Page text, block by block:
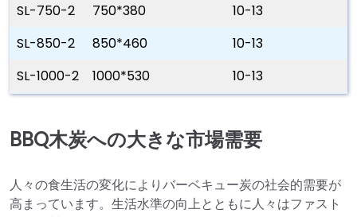
SL-750-2
750*380
10-13
SL-850-2
850*460
10-13
SL-1000-2
1000*530 10-13
BBQ木炭への大きな市場需要
人々の食生活の変化によりバーベキュー炭の社会的需要が
高まっています。生活水準の向上とともに人々はファスト